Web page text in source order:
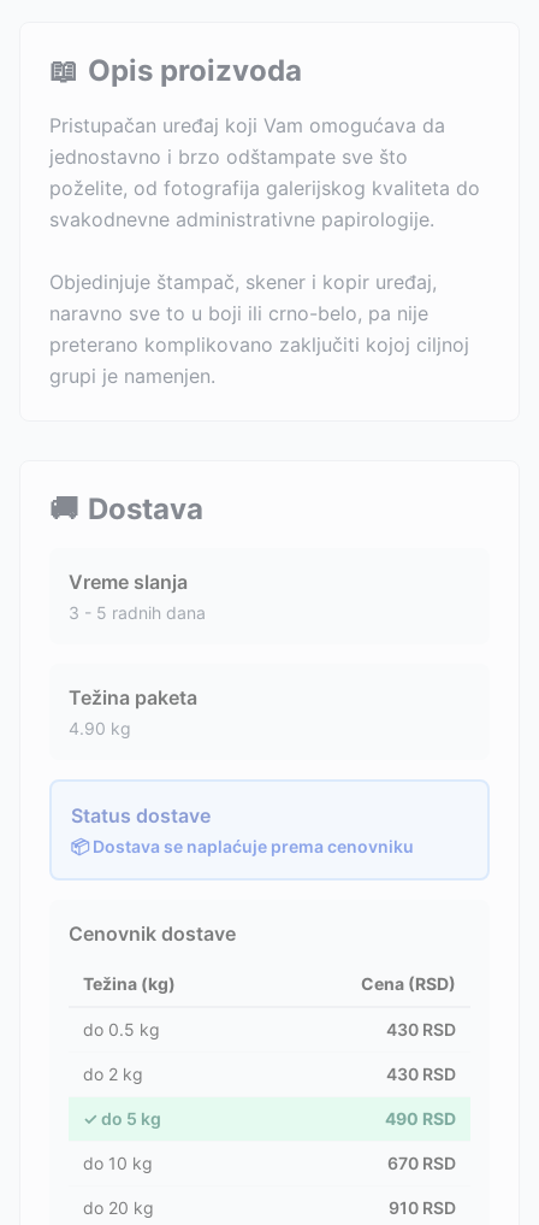
📖 Opis proizvoda
Pristupačan uređaj koji Vam omogućava da
jednostavno i brzo odštampate sve što
poželite, od fotografija galerijskog kvaliteta do
svakodnevne administrativne papirologije.
Objedinjuje štampač, skener i kopir uređaj,
naravno sve to u boji ili crno-belo, pa nije
preterano komplikovano zaključiti kojoj ciljnoj
grupi je namenjen.
🚚 Dostava
Vreme slanja
3 - 5 radnih dana
Težina paketa
4.90 kg
Status dostave
📦 Dostava se naplaćuje prema cenovniku
Cenovnik dostave
Težina (kg) Cena (RSD)
do 0.5 kg 430 RSD
do 2 kg 430 RSD
✓ do 5 kg 490 RSD
do 10 kg 670 RSD
do 20 kg 910 RSD